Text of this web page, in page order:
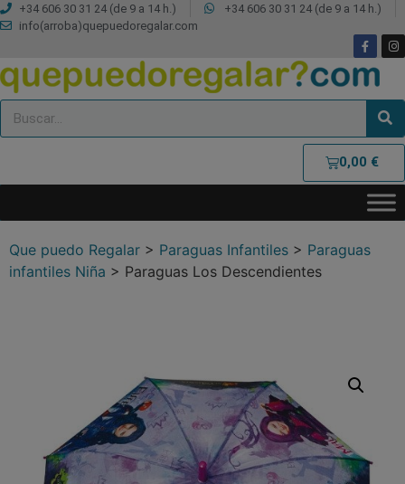
+34 606 30 31 24 (de 9 a 14 h.)
+34 606 30 31 24 (de 9 a 14 h.)
info(arroba)quepuedoregalar.com
0,00 €
Que puedo Regalar > Paraguas Infantiles > Paraguas
infantiles Niña > Paraguas Los Descendientes